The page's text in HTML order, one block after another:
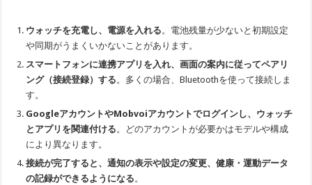
ウォッチを充電し、電源を入れる 。電池残量が少ないと初期設定
や同期がうまくいかないことがあります。
スマートフォンに連携アプリを入れ、画面の案内に従ってペアリ
ング（接続登録）する 。多くの場合、Bluetoothを使って接続しま
す。
GoogleアカウントやMobvoiアカウントでログインし、ウォッチ
とアプリを関連付ける 。どのアカウントが必要かはモデルや構成
により異なります。
接続が完了すると、通知の表示や設定の変更、健康・運動データ
の記録ができるようになる 。